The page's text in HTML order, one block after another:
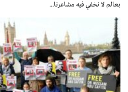
بعالم لا نخفي فيه مشاعرنا...